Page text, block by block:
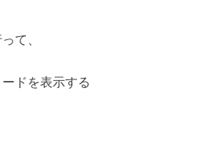
て、
ドを表示する